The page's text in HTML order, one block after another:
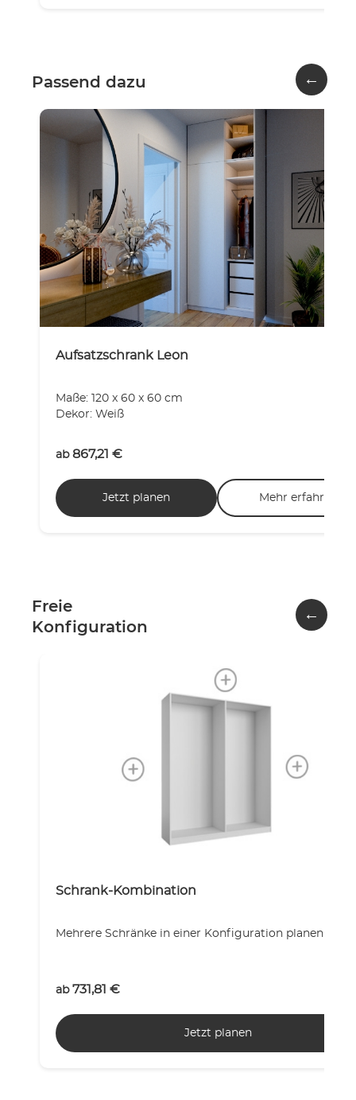
Passend dazu
Aufsatzschrank Leon
Maße: 120 x 60 x 60 cm
Dekor: Weiß
ab 867,21 €
Jetzt planen Mehr erfahren
←
Freie
Konfiguration
Schrank-Kombination
Mehrere Schränke in einer Konfiguration planen!
ab 731,81 €
Jetzt planen
←